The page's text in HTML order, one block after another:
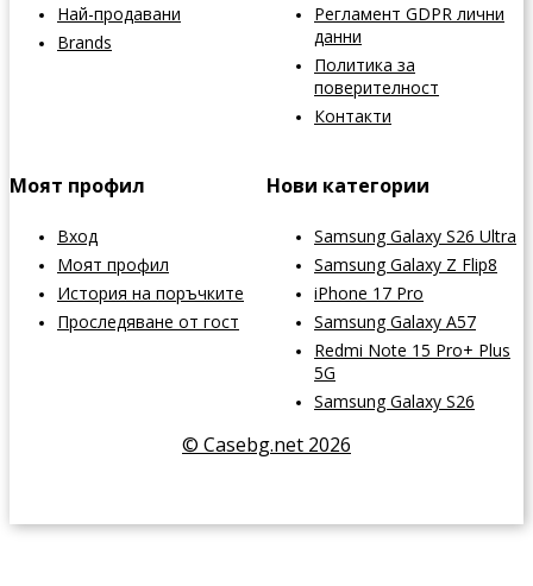
Най-продавани
Brands
Регламент GDPR лични
данни
Политика за
поверителност
Контакти
Моят профил
Вход
Моят профил
История на поръчките
Проследяване от гост
Нови категории
Samsung Galaxy S26 Ultra
Samsung Galaxy Z Flip8
iPhone 17 Pro
Samsung Galaxy A57
Redmi Note 15 Pro+ Plus
5G
Samsung Galaxy S26
© Casebg.net 2026